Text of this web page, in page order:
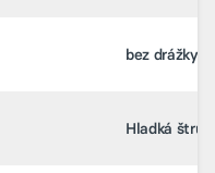
bez drážky
Hladká
bez drážky
Hladká